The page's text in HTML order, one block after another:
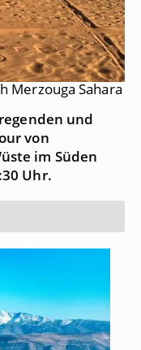
Merzouga Sahara
und
von
im Süden
Uhr.